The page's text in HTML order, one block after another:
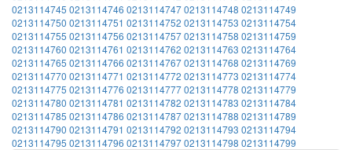
0213114745 0213114746 02131147470213114748 0213114749
0213114750 0213114751 0213114752 0213114753 0213114754
0213114755 0213114756 02131147570213114758 0213114759
0213114760 0213114761 0213114762 0213114763 0213114764
0213114765 0213114766 02131147670213114768 0213114769
0213114770 0213114771 0213114772 0213114773 0213114774
0213114775 0213114776 02131147770213114778 0213114779
0213114780 0213114781 0213114782 0213114783 0213114784
0213114785 0213114786 02131147870213114788 0213114789
0213114790 0213114791 0213114792 0213114793 0213114794
0213114795 0213114796 02131147970213114798 0213114799